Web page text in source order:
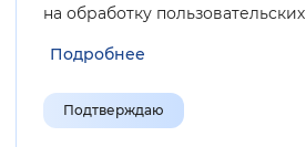
на обработку
Подробнее
Подтверждаю
© Социальный фонд